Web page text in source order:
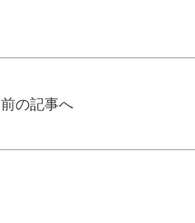
前の記事へ